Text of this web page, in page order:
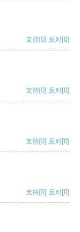
支持[0] 反对[0]
支持[0] 反对[0]
支持[0] 反对[0]
支持[0] 反对[0]